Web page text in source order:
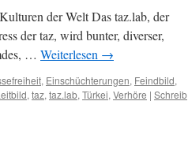
der Welt Das taz.lab, der
der taz, wird bunter, diverser,
… Weiterlesen →
, Einschüchterungen, Feindbild,
, taz, taz.lab, Türkei, Verhöre | Schreib